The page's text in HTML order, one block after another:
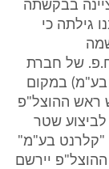
בבקשתה
גילתה כי
של חברת
(1991) ישראל בע"מ) במקום
ראש ההוצל"פ
שטר
"קלרנט בע"מ"
יירשם